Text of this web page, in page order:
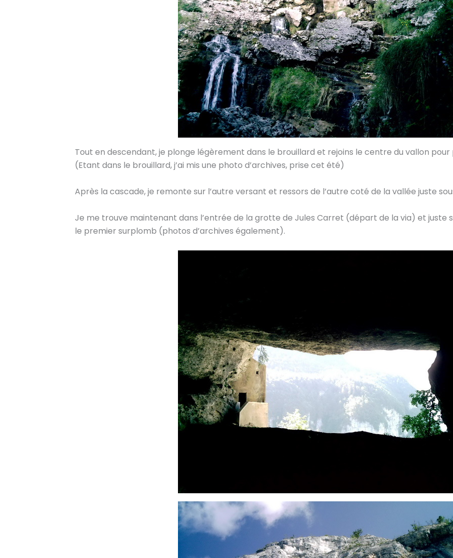
Tout en descendant, je plonge légèrement dans le brouillard et rejoins le centre du vallon pour
(Etant dans le brouillard, j’ai mis une photo d’archives, prise cet été)
Après la cascade, je remonte sur l’autre versant et ressors de l’autre coté de la vallée juste
Je me trouve maintenant dans l’entrée de la grotte de Jules Carret (départ de la via) et juste
le premier surplomb (photos d’archives également).